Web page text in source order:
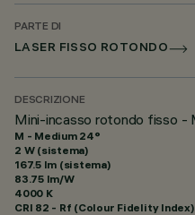
PARTE DI
LASER FISSO ROTONDO
DESCRIZIONE
Mini-incasso rotondo fisso -
M - Medium 24°
2 W (sistema)
167.5 lm (sistema)
83.75 lm/W
4000 K
CRI 82 - Rf (Colour Fidelity